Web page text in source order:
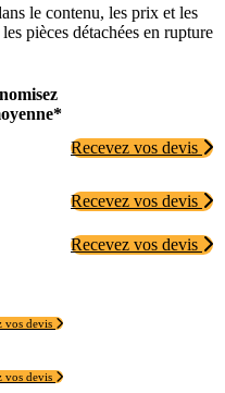
le contenu, les prix et les
pièces détachées en rupture
Recevez vos devis
Recevez vos devis
Recevez vos devis
vos devis
vos devis